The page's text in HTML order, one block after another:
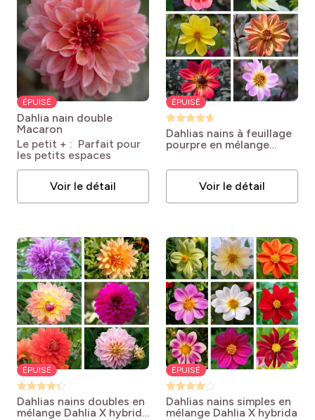
ÉPUISÉ
Dahlia nain double
Macaron
Le petit + : Parfait pour
les petits espaces
Voir le détail
ÉPUISÉ
Dahlias nains à feuillage
pourpre en mélange
FEUILLAGE POURPRE
Voir le détail
ÉPUISÉ
Dahlias nains doubles en
mélange Dahlia X hybrida
ÉPUISÉ
Dahlias nains simples en
mélange Dahlia X hybrida